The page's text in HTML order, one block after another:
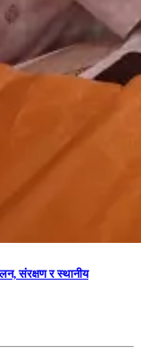
संरक्षण र स्थानीय